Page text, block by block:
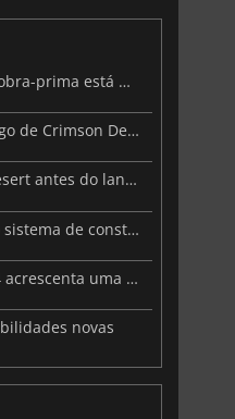
GTA VI: Para além dos atrasos, a obra-prima está quase a chegar
Pearl Abyss revela imagens de jogo de Crimson Desert para a PS5
A controvérsia atinge Crimson Desert antes do lançamento
Subnautica 2 apresenta um novo sistema de construção de bases
O primeiro DLC de Borderlands 4 acrescenta uma nova personagem e muito mais
novas